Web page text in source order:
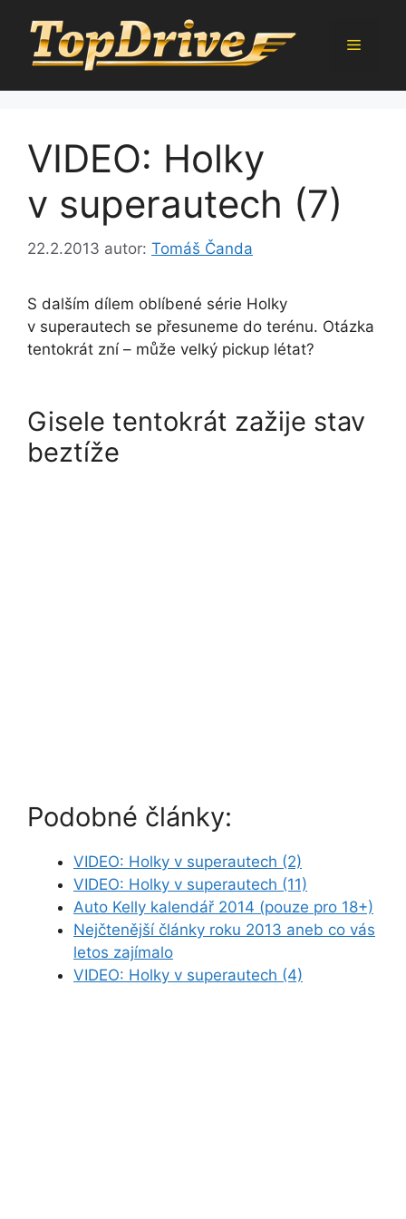
obsah
Menu
VIDEO: Holky
v superautech (7)
22.2.2013 autor: Tomáš Čanda
S dalším dílem oblíbené série Holky
v superautech se přesuneme do terénu. Otázka
tentokrát zní – může velký pickup létat?
Gisele tentokrát zažije stav
beztíže
Podobné články:
VIDEO: Holky v superautech (2)
VIDEO: Holky v superautech (11)
Auto Kelly kalendář 2014 (pouze pro 18+)
Nejčtenější články roku 2013 aneb co vás
letos zajímalo
VIDEO: Holky v superautech (4)